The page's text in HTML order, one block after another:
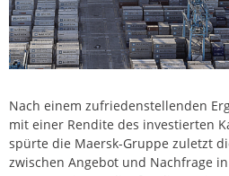
Nach einem zufriedenstellenden
mit einer Rendite des investierten
spürte die Maersk-Gruppe zuletzt
zwischen Angebot und Nachfrage